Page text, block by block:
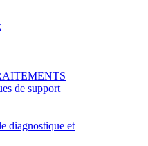
de support
diagnostique et